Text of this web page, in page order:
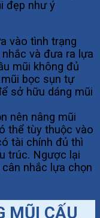
đẹp như ý
vào tình trạng
và đưa ra lựa
mũi không đủ
bọc sụn tự
sở hữu dáng mũi
nên nâng mũi
thể tùy thuộc vào
tài chính đủ thì
trúc. Ngược lại
nhắc lựa chọn
MŨI CẤU